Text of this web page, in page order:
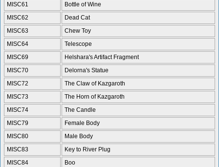
MISC61
Bottle of Wine
MISC62
Dead Cat
MISC63
Chew Toy
MISC64
Telescope
MISC69
Helshara's Artifact Fragment
MISC70
Delorna's Statue
MISC72
The Claw of Kazgaroth
MISC73
The Horn of Kazgaroth
MISC74
The Candle
MISC79
Female Body
MISC80
Male Body
MISC83
Key to River Plug
MISC84
Boo